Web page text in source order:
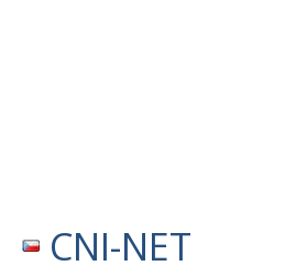
CNI-NET